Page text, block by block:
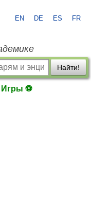
EN DE ES FR
Найти!
Игры ⚽